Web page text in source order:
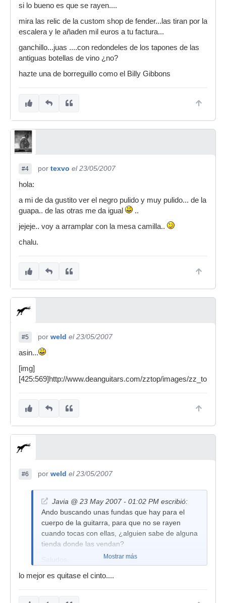
si lo bueno es que se rayen....
mira las relic de la custom shop de fender...las tiran por la
escalera y le añaden mil euros a tu factura...
ganchillo...juas ....con redondeles de los tapones de las
antiguas botellas de vino ¿no?
hazte una de borreguillo como el Billy Gibbons
#4 por texvo el 23/05/2007
hola:
a mi de da gustito ver el negro pulido y muy pulido... de la
guapa.. de las otras me da igual
..
jejeje.. voy a arramplar con la mesa camilla..
chalu.
#5 por weld el 23/05/2007
asin...
[img]
[425:569]http://www.deanguitars.com/zztop/images/
#6 por weld el 23/05/2007
Javia @ 23 May 2007 - 01:02 PM escribió:
Ando buscando unas fundas que hay para el
cuerpo de la guitarra, para que no se rayen
cuando tocas con ellas, ¿alguien sabe de alguna
tienda donde las vendan?
Javia
Mostrar más
lo mejor es quitase el cinto....